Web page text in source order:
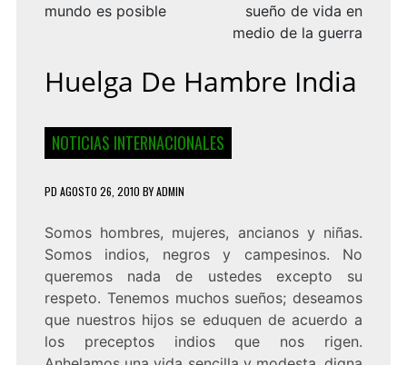
mundo es posible
sueño de vida en
medio de la guerra
Huelga De Hambre India
NOTICIAS INTERNACIONALES
PD AGOSTO 26, 2010 BYADMIN
Somos hombres, mujeres, ancianos y niñas.
Somos indios, negros y campesinos. No
queremos nada de ustedes excepto su
respeto. Tenemos muchos sueños; deseamos
que nuestros hijos se eduquen de acuerdo a
los preceptos indios que nos rigen.